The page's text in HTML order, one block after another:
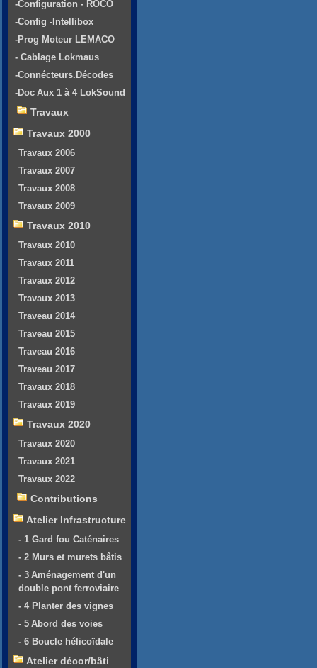
-Configuration - ROCO
-Config -Intellibox
-Prog Moteur LEMACO
- Cablage Lokmaus
-Connécteurs.Décodes
-Doc Aux 1 à 4 LokSound
Travaux
Travaux 2000
Travaux 2006
Travaux 2007
Travaux 2008
Travaux 2009
Travaux 2010
Travaux 2010
Travaux 2011
Travaux 2012
Travaux 2013
Traveau 2014
Traveau 2015
Traveau 2016
Traveau 2017
Travaux 2018
Travaux 2019
Travaux 2020
Travaux 2020
Travaux 2021
Travaux 2022
Contributions
Atelier Infrastructure
- 1 Gard fou Caténaires
- 2 Murs et murets bâtis
- 3 Aménagement d'un
double pont ferroviaire
- 4 Planter des vignes
- 5 Abord des voies
- 6 Boucle hélicoïdale
Atelier décor/bâti